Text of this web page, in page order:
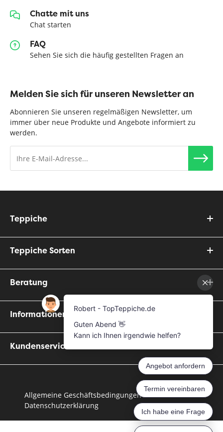
Chatte mit uns
Chat starten
FAQ
Sehen Sie sich die häufig gestellten Fragen an
Melden Sie sich für unseren Newsletter an
Abonnieren Sie unseren regelmäßigen Newsletter, um
immer über neue Produkte und Angebote informiert zu
werden.
Teppiche
Teppiche Sorten
Beratung
Informationen
Kundenservice
Allgemeine Geschäftsbedingungen
Datenschutzerklärung